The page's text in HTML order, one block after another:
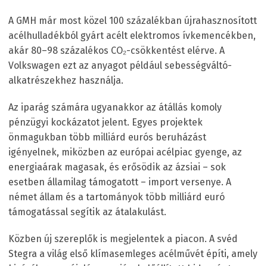
A GMH már most közel 100 százalékban újrahasznosított
acélhulladékból gyárt acélt elektromos ívkemencékben,
akár 80–98 százalékos CO₂-csökkentést elérve. A
Volkswagen ezt az anyagot például sebességváltó-
alkatrészekhez használja.
Az iparág számára ugyanakkor az átállás komoly
pénzügyi kockázatot jelent. Egyes projektek
önmagukban több milliárd eurós beruházást
igényelnek, miközben az európai acélpiac gyenge, az
energiaárak magasak, és erősödik az ázsiai – sok
esetben államilag támogatott – import versenye. A
német állam és a tartományok több milliárd euró
támogatással segítik az átalakulást.
Közben új szereplők is megjelentek a piacon. A svéd
Stegra a világ első klímasemleges acélművét építi, amely